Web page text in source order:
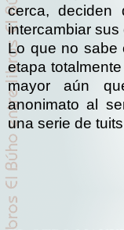
cerca,
intercambiar sus
Lo que no sabe
etapa
mayor aún
anonimato al
una serie de